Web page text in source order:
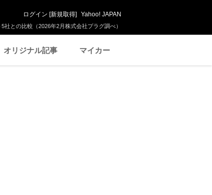
との比較（2026年2月株式会社プラグ調べ）
ログイン [新規取得] Yahoo! JAPAN
オリジナル記事 マイカー